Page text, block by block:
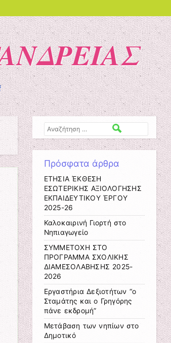
Αναζήτηση
Πρόσφατα άρθρα
ΕΤΗΣΙΑ ΈΚΘΕΣΗ
ΕΣΩΤΕΡΙΚΗΣ ΑΞΙΟΛΟΓΗΣΗΣ
ΕΚΠΑΙΔΕΥΤΙΚΟΥ ΈΡΓΟΥ
2025-26
Καλοκαιρινή Γιορτή στο
Νηπιαγωγείο
ΣΥΜΜΕΤΟΧΗ ΣΤΟ
ΠΡΟΓΡΑΜΜΑ ΣΧΟΛΙΚΗΣ
ΔΙΑΜΕΣΟΛΑΒΗΣΗΣ 2025-
2026
Εργαστήρια Δεξιοτήτων “ο
Σταμάτης και ο Γρηγόρης
πάνε εκδρομή”
Μετάβαση των νηπίων στο
Δημοτικό